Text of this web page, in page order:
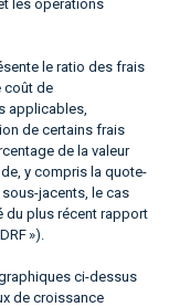
les opérations
le ratio des frais
coût de
applicables,
de certains frais
de la valeur
y compris la quote-
jacents, le cas
du plus récent rapport
»).
ci-dessus
de croissance